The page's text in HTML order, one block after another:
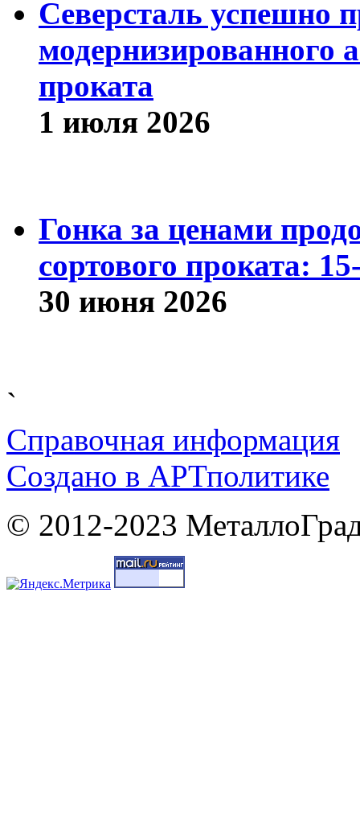
Северсталь успешно
модернизированного
проката
1 июля 2026
Гонка за ценами
сортового проката:
30 июня 2026
`
Справочная информация
Cоздано в АРТполитике
© 2012-2023